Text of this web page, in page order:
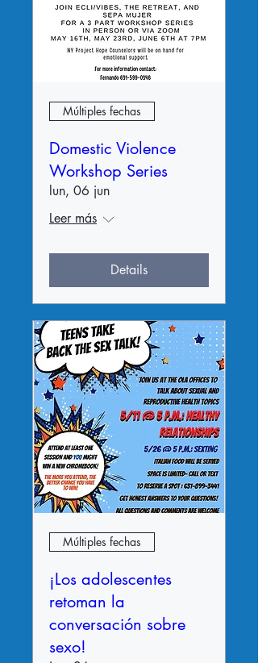
Múltiples fechas
Domestic Violence
Workshop Series
lun, 06 jun
Leer más
Details
Múltiples fechas
¡Los adolescentes
retoman la
conversación sobre
sexo!